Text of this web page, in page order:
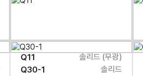
Q11 솔리드 (무광)
Q30-1 솔리드